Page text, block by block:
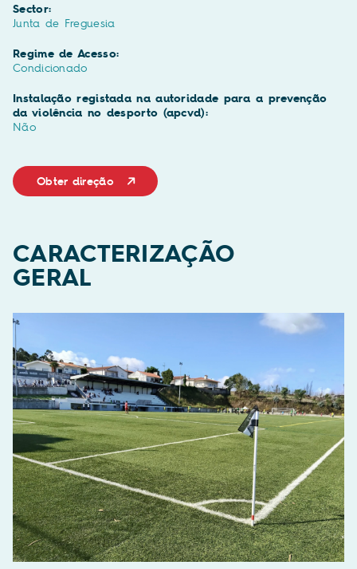
Sector:
Junta de Freguesia
Regime de Acesso:
Condicionado
Instalação registada na autoridade para a prevenção
da violência no desporto (apcvd):
Não
Obter direção
CARACTERIZAÇÃO
GERAL